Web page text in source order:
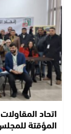
اتحاد
المؤقتة